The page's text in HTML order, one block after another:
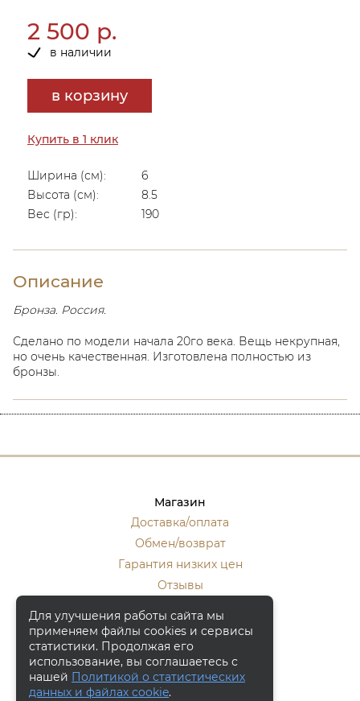
2 500 р.
в наличии
в корзину
Купить в 1 клик
Ширина (см):
6
Высота (см):
8.5
Вес (гр):
190
Описание
Бронза. Россия.
Сделано по модели начала 20го века. Вещь некрупная,
но очень качественная. Изготовлена полностью из
бронзы.
Магазин
Доставка/оплата
Обмен/возврат
Гарантия низких цен
Отзывы
Контакты
Москва, ул. Кулакова 20, к.1.
+7 (916) 133-50-10
Для улучшения работы сайта мы
применяем файлы cookies и сервисы
статистики. Продолжая его
использование, вы соглашаетесь с
нашей Политикой о статистических
данных и файлах cookie.